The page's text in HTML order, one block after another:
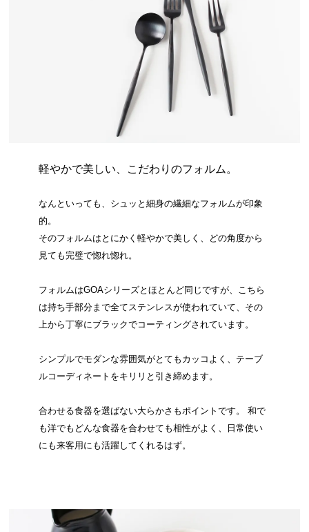
軽やかで美しい、こだわりのフォルム。
なんといっても、シュッと細身の繊細なフォルムが印象
的。
そのフォルムはとにかく軽やかで美しく、どの角度から
見ても完璧で惚れ惚れ。
フォルムはGOAシリーズとほとんど同じですが、こちら
は持ち手部分まで全てステンレスが使われていて、その
上から丁寧にブラックでコーティングされています。
シンプルでモダンな雰囲気がとてもカッコよく、テーブ
ルコーディネートをキリリと引き締めます。
合わせる食器を選ばない大らかさもポイントです。 和で
も洋でもどんな食器を合わせても相性がよく、日常使い
にも来客用にも活躍してくれるはず。